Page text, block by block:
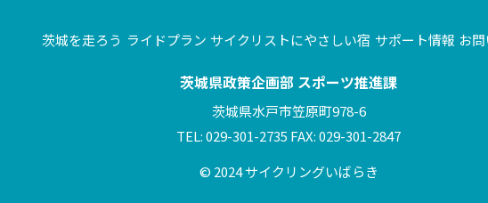
茨城を走ろう ライドプラン サイクリストにやさしい宿 サポート情報 お
茨城県政策企画部 スポーツ推進課
茨城県水戸市笠原町978-6
TEL: 029-301-2735 FAX: 029-301-2847
© 2024 サイクリングいばらき